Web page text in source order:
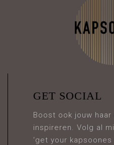
GET SOCIAL
Boost ook jouw haar
inspireren. Volg al
‘get your kapsoones